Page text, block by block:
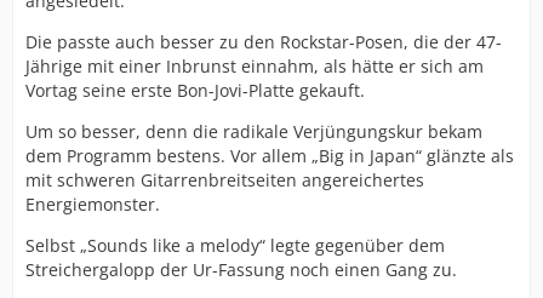
Die passte auch besser zu den Rockstar-Posen, die der 47-
Jährige mit einer Inbrunst einnahm, als hätte er sich am
Vortag seine erste Bon-Jovi-Platte gekauft.
Um so besser, denn die radikale Verjüngungskur bekam
dem Programm bestens. Vor allem „Big in Japan“ glänzte als
mit schweren Gitarrenbreitseiten angereichertes
Energiemonster.
Selbst „Sounds like a melody“ legte gegenüber dem
Streichergalopp der Ur-Fassung noch einen Gang zu.